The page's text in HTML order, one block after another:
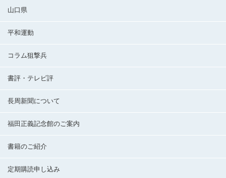
山口県
平和運動
コラム狙撃兵
書評・テレビ評
長周新聞について
福田正義記念館のご案内
書籍のご紹介
定期購読申し込み